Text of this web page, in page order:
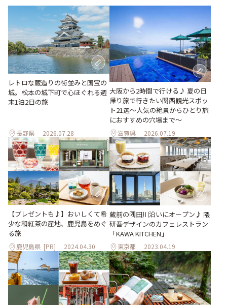
レトロな蔵造りの街並みと国宝の
城。松本の城下町で心ほぐれる週
末1泊2日の旅
長野県 2026.07.28
大阪から2時間で行ける♪ 夏の日
帰り旅で行きたい関西観光スポッ
ト21選～人気の絶景からひとり旅
におすすめの穴場まで～
滋賀県 2026.07.19
【プレゼントも♪】おいしくて希
少な和紅茶の産地、鹿児島をめぐ
る旅
鹿児島県 [PR] 2024.04.30
蔵前の隅田川沿いにオープン♪ 隈
研吾デザインのカフェレストラン
「KAWA KITCHEN」
東京都 2023.04.19